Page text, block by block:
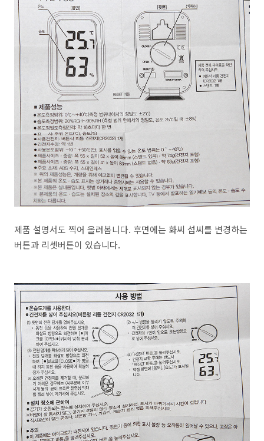
제품 설명서도 찍어 올려봅니다. 후면에는 화씨 섭씨를 변경하는
버튼과 리셋버튼이 있습니다.